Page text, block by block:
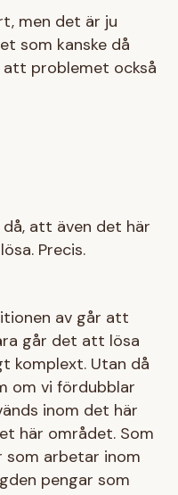
men det är ju
som kanske då
problemet också
att även det här
Precis.
av går att
går det att lösa
komplext. Utan då
om vi fördubblar
inom det här
här området. Som
som arbetar inom
pengar som